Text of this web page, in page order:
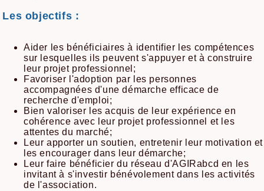
Les objectifs :
Aider les bénéficiaires à identifier les compétences
sur lesquelles ils peuvent s'appuyer et à construire
leur projet professionnel;
Favoriser l'adoption par les personnes
accompagnées d'une démarche efficace de
recherche d'emploi;
Bien valoriser les acquis de leur expérience en
cohérence avec leur projet professionnel et les
attentes du marché;
Leur apporter un soutien, entretenir leur motivation et
les encourager dans leur démarche;
Leur faire bénéficier du réseau d'AGIRabcd en les
invitant à s'investir bénévolement dans les activités
de l'association.